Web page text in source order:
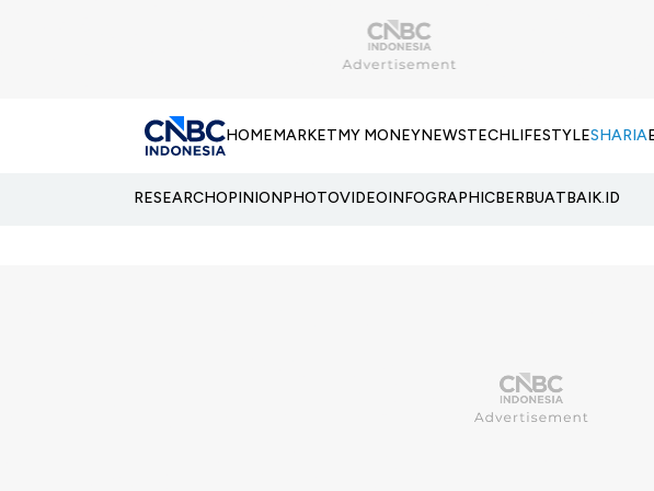
HOMEMARKETMY MONEYNEWSTECHLIFESTYLESHARIA
RESEARCHOPINIONPHOTOVIDEOINFOGRAPHICBERBUATBAIK.ID